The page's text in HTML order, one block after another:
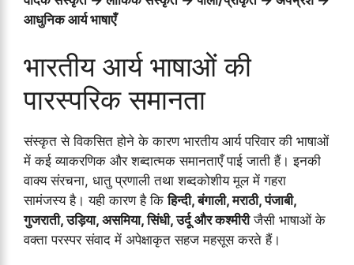
आधुनिक आर्य भाषाएँ
भारतीय आर्य भाषाओं की
पारस्परिक समानता
संस्कृत से विकसित होने के कारण भारतीय आर्य परिवार की भाषाओं
में कई व्याकरणिक और शब्दात्मक समानताएँ पाई जाती हैं। इनकी
वाक्य संरचना, धातु प्रणाली तथा शब्दकोशीय मूल में गहरा
सामंजस्य है। यही कारण है किहिन्दी, बंगाली, मराठी, पंजाबी,
गुजराती, उड़िया, असमिया, सिंधी, उर्दू और कश्मीरीजैसी भाषाओं के
वक्ता परस्पर संवाद में अपेक्षाकृत सहज महसूस करते हैं।